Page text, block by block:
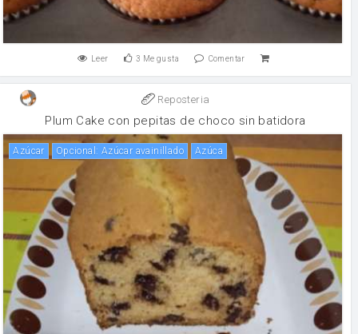
Leer 3 Me gusta Comentar
Reposteria
Plum Cake con pepitas de choco sin batidora
Azúcar Opcional: Azúcar avainillado Azúca